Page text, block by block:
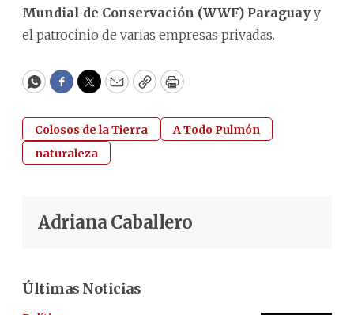
Mundial de Conservación (WWF) Paraguay y
el patrocinio de varias empresas privadas.
WhatsApp
Facebook
Twitter
EmailCopyPrint
Colosos de la Tierra
A Todo Pulmón
naturaleza
Adriana Caballero
Últimas Noticias